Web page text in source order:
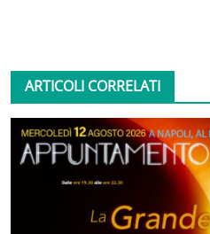
ARTICOLI CORRELATI